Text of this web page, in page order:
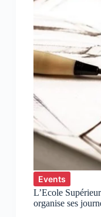
Events
L’Ecole
organise ses